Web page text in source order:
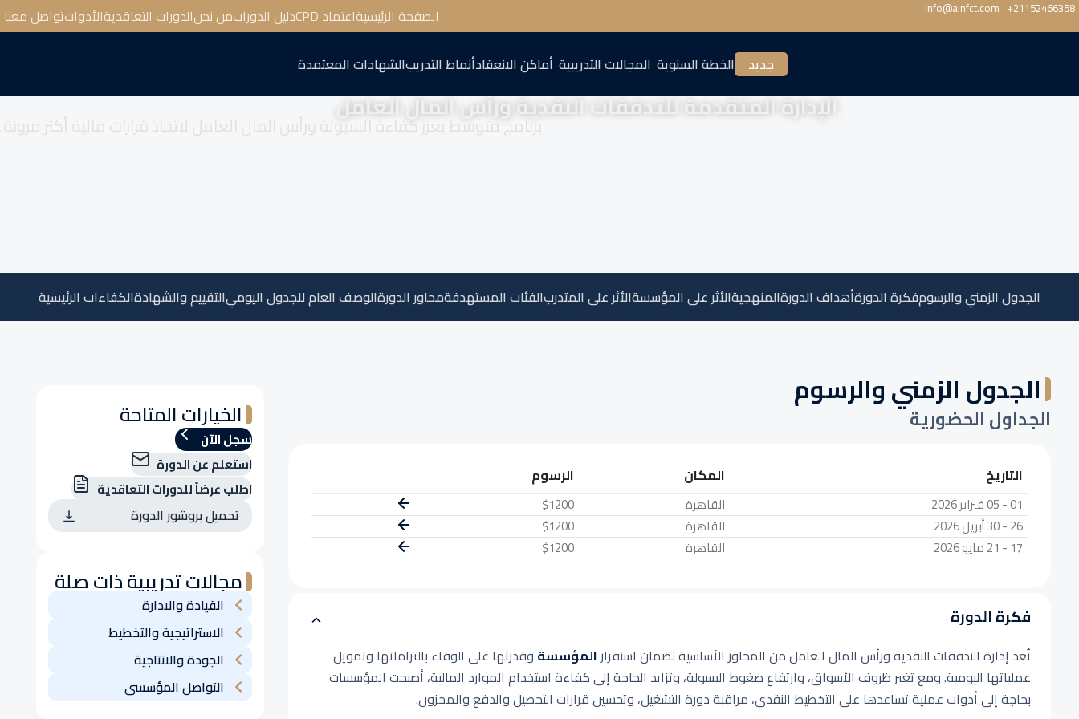
‎+21152466358
info@ainfct.com الصفحة الرئيسيةاعتماد CPD دليل الدوراتمن نحنالدورات التعاقديةالأدواتتواصل معنا
جديد
الخطة السنوية المجالات التدريبية أماكن الانعقادأنماط التدريبالشهادات المعتمدة
الإدارة المتقدمة للتدفقات النقدية ورأس المال العاملبرنامج متوسط يعزز كفاءة السيولة ورأس المال العامل لاتخاذ قرارات مالية أكثر مرونة.
الجدول الزمني والرسومفكرة الدورةأهداف الدورةالمنهجيةالأثر على المؤسسةالأثر على المتدربالفئات المستهدفةمحاور الدورةالوصف العام للجدول اليوميالتقييم والشهادةالكفاءات الرئيسية
الخيارات المتاحة
سجل الآن
استعلم عن الدورة
اطلب عرضاً للدورات التعاقدية
تحميل بروشور الدورة
مجالات تدريبية ذات صلة
القيادة والادارة
الاستراتيجية والتخطيط
الجودة والانتاجية
التواصل المؤسسى
الجدول الزمني والرسوم
الجداول الحضورية
التاريخ المكان الرسوم
01 - 05 فبراير 2026 القاهرة
$1200
26 - 30 أبريل 2026
القاهرة
$1200
17 - 21 مايو 2026
القاهرة $1200
فكرة الدورة
تُعد إدارة التدفقات النقدية ورأس المال العامل من المحاور الأساسية لضمان استقرارالمؤسسة وقدرتها على الوفاء بالتزاماتها وتمويل
عملياتها اليومية. ومع تغير ظروف الأسواق، وارتفاع ضغوط السيولة، وتزايد الحاجة إلى كفاءة استخدام الموارد المالية، أصبحت المؤسسات
بحاجة إلى أدوات عملية تساعدها على التخطيط النقدي، مراقبة دورة التشغيل، وتحسين قرارات التحصيل والدفع والمخزون.